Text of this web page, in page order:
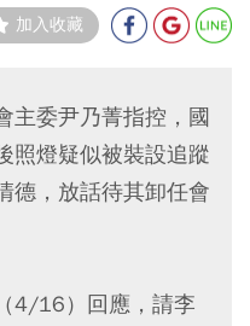
加入收藏
主委尹乃菁指控，國
照燈疑似被裝設追蹤
德，放話待其卸任會
4/16）回應，請李